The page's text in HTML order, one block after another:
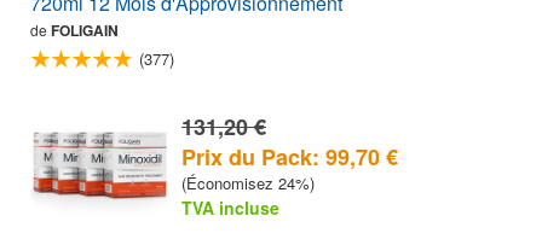
de FOLIGAIN
(377)
131,20 €
Prix du Pack: 99,70 €
(Économisez 24%)
TVA incluse